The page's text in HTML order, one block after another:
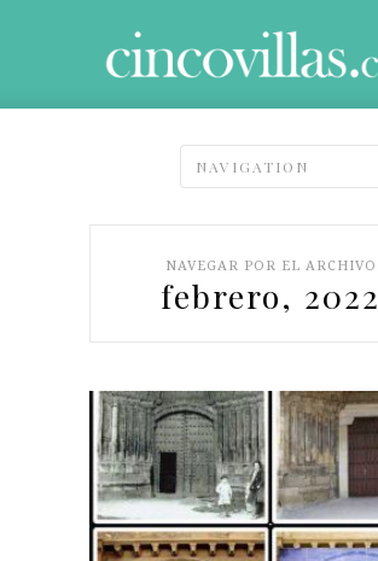
NAVEGAR POR EL ARCHIVO
febrero, 2022